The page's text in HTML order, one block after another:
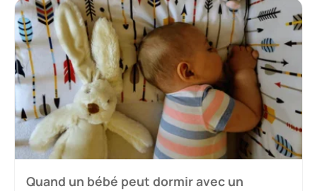
Quand un bébé peut dormir avec un